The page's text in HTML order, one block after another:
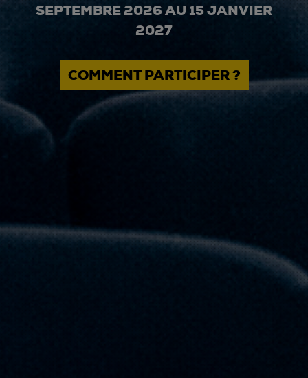
SEPTEMBRE 2026 AU 15 JANVIER
2027
COMMENT PARTICIPER ?